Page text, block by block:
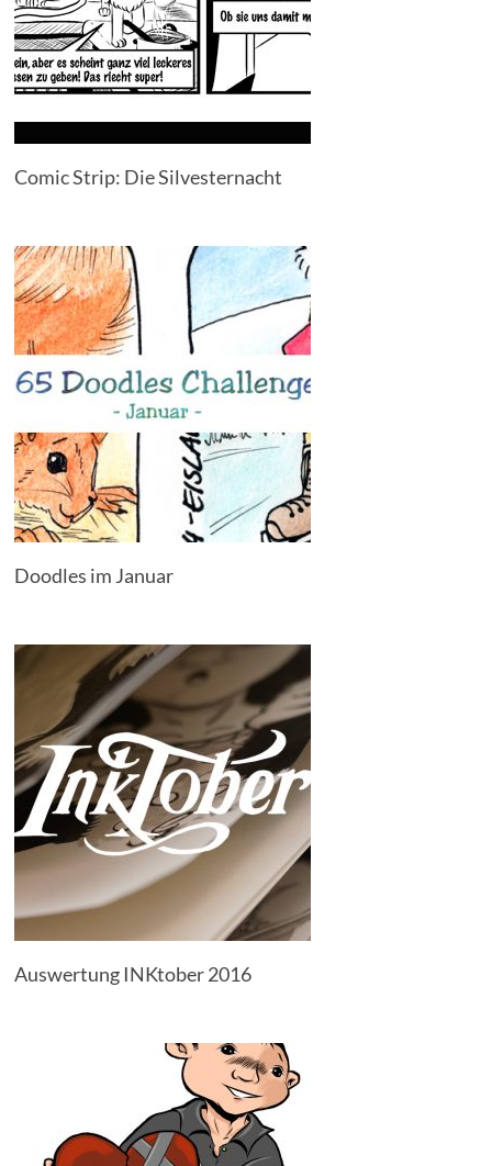
Comic Strip: Die Silvesternacht
Doodles im Januar
Auswertung INKtober 2016